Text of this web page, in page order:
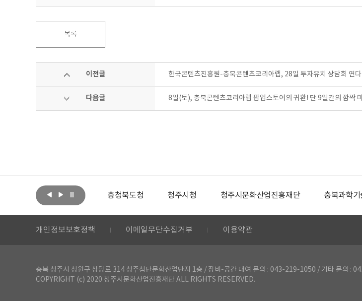
목록
이전글 한국콘텐츠진흥원-충북콘텐츠코리아랩, 28일 투자유치 상담회 연
다음글 8일(토), 충북콘텐츠코리아랩 팝업스토어의 귀환! 단 9일간의 깜짝
문화체육관광부 충청북도청 청주시청 청주시문화산업진흥재단 충북과학기
개인정보보호정책 이메일무단수집거부 이용약관
충북 청주시 청원구 상당로 314 청주첨단문화산업단지 1층 / 장비-공간 대여 문의 : 043-219-1050 / 기타 문
COPYRIGHT (c) 2020 청주시문화산업진흥재단 ALL RIGHTS RESERVED.